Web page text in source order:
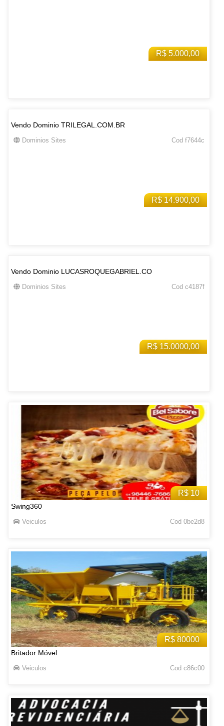
R$ 5.000,00
R$ 14.900,00
Vendo Dominio TRILEGAL.COM.BR
Dominios Sites Cod f7644c
R$ 15.0000,00
Vendo Dominio LUCASROQUEGABRIEL.CO
Dominios Sites Cod c4187f
R$ 10
Swing360
Veiculos Cod 0be2d8
R$ 80000
Britador Móvel
Veiculos Cod c86c00